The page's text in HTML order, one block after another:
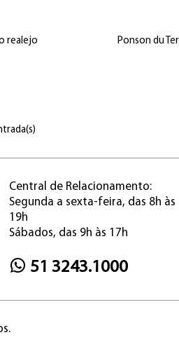
realejo Ponson du
Central de Relacionamento:
Segunda a sexta-feira, das 8h às
19h
Sábados, das 9h às 17h
51 3243.1000